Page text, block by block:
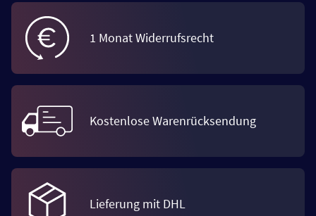
1 Monat Widerrufsrecht
Kostenlose Warenrücksendung
Lieferung mit DHL